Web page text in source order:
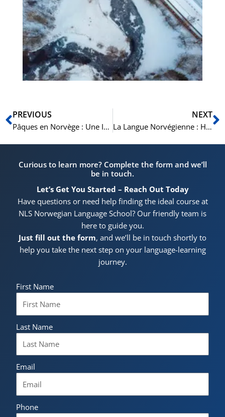
Précédent
PREVIOUS
Pâques en Norvège : Une Immersion dans les Traditions, la Nature et le Folklore Norvégiens
NEXT
La Langue Norvégienne : Histoire, Structure et Importance Contemporaine
Curious to learn more? Complete the form and we’ll
be in touch.
Let’s Get You Started – Reach Out Today
Have questions or need help finding the ideal course at
NLS Norwegian Language School? Our friendly team is
here to guide you.
Just fill out the form, and we’ll be in touch shortly to
help you take the next step on your language-learning
journey.
First Name
Last Name
Email
Phone